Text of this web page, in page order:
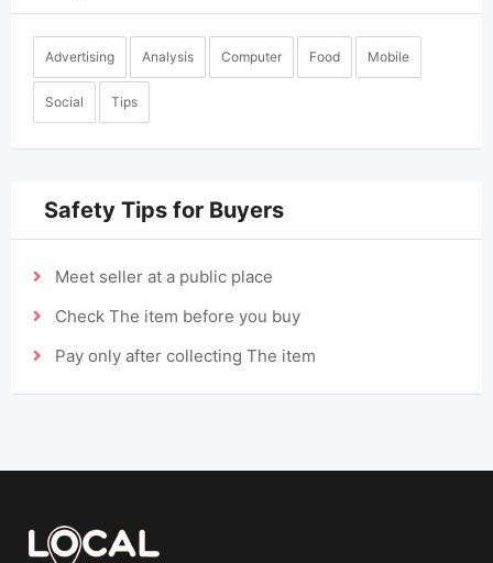
Advertising Analysis Computer Food Mobile
Social Tips
Safety Tips for Buyers
Meet seller at a public place
Check The item before you buy
Pay only after collecting The item